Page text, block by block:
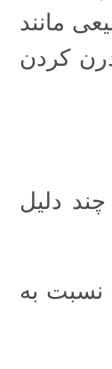
مانند
کردن
دلیل
نسبت به